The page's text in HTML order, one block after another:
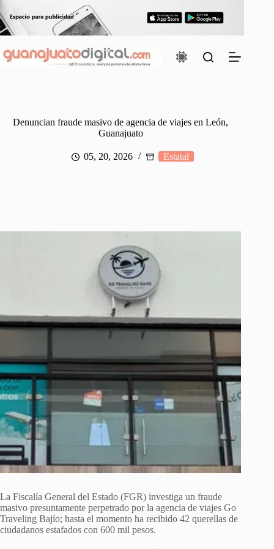
al
contenido
Denuncian fraude masivo de agencia de viajes en León,
Guanajuato
05, 20, 2026 Estatal
La Fiscalía General del Estado (FGR) investiga un fraude
masivo presuntamente perpetrado por la agencia de viajes Go
Traveling Bajío; hasta el momento ha recibido 42 querellas de
ciudadanos estafados con 600 mil pesos.